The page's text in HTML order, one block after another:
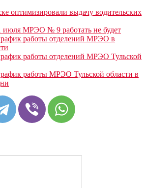
оптимизировали выдачу водительских
МРЭО № 9 работать не будет
работы отделений МРЭО в
работы отделений МРЭО Тульской
работы МРЭО Тульской области в